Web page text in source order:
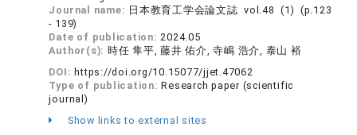
Journal name: 日本教育工学会論文誌 vol.48 (1) (p.123
- 139)
Date of publication:2024.05
Author(s): 時任 隼平, 藤井 佑介, 寺嶋 浩介, 泰山 裕
DOI: https://doi.org/10.15077/jjet.47062
Type of publication:Research paper (scientific
journal)
Show links to external sites